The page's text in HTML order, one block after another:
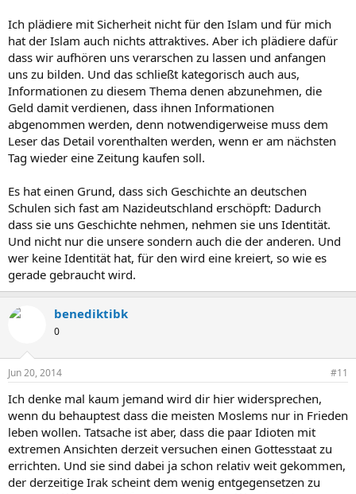
Ich plädiere mit Sicherheit nicht für den Islam und für mich
hat der Islam auch nichts attraktives. Aber ich plädiere dafür
dass wir aufhören uns verarschen zu lassen und anfangen
uns zu bilden. Und das schließt kategorisch auch aus,
Informationen zu diesem Thema denen abzunehmen, die
Geld damit verdienen, dass ihnen Informationen
abgenommen werden, denn notwendigerweise muss dem
Leser das Detail vorenthalten werden, wenn er am nächsten
Tag wieder eine Zeitung kaufen soll.
Es hat einen Grund, dass sich Geschichte an deutschen
Schulen sich fast am Nazideutschland erschöpft: Dadurch
dass sie uns Geschichte nehmen, nehmen sie uns Identität.
Und nicht nur die unsere sondern auch die der anderen. Und
wer keine Identität hat, für den wird eine kreiert, so wie es
gerade gebraucht wird.
benediktibk
0
Jun 20, 2014 #11
Ich denke mal kaum jemand wird dir hier widersprechen,
wenn du behauptest dass die meisten Moslems nur in Frieden
leben wollen. Tatsache ist aber, dass die paar Idioten mit
extremen Ansichten derzeit versuchen einen Gottesstaat zu
errichten. Und sie sind dabei ja schon relativ weit gekommen,
der derzeitige Irak scheint dem wenig entgegensetzen zu